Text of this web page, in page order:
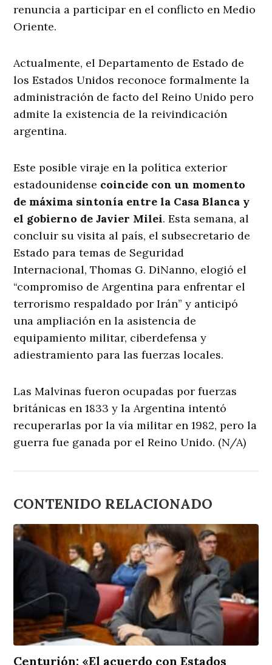
renuncia a participar en el conflicto en Medio
Oriente.
Actualmente, el Departamento de Estado de
los Estados Unidos reconoce formalmente la
administración de facto del Reino Unido pero
admite la existencia de la reivindicación
argentina.
Este posible viraje en la política exterior
estadounidense coincide con un momento
de máxima sintonía entre la Casa Blanca y
el gobierno de Javier Milei. Esta semana, al
concluir su visita al país, el subsecretario de
Estado para temas de Seguridad
Internacional, Thomas G. DiNanno, elogió el
“compromiso de Argentina para enfrentar el
terrorismo respaldado por Irán” y anticipó
una ampliación en la asistencia de
equipamiento militar, ciberdefensa y
adiestramiento para las fuerzas locales.
Las Malvinas fueron ocupadas por fuerzas
británicas en 1833 y la Argentina intentó
recuperarlas por la vía militar en 1982, pero la
guerra fue ganada por el Reino Unido. (N/A)
CONTENIDO RELACIONADO
Centurión: «El acuerdo con Estados